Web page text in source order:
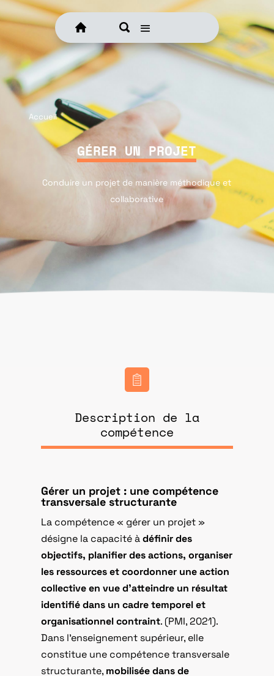
Accueil
GÉRER UN PROJET
Conduire un projet de manière méthodique et
collaborative
Description de la
compétence
Gérer un projet : une compétence
transversale structurante
La compétence « gérer un projet »
désigne la capacité àdéfinir des
objectifs, planifier des actions, organiser
les ressources et coordonner une action
collective en vue d’atteindre un résultat
identifié dans un cadre temporel et
organisationnel contraint. (PMI, 2021).
Dans l’enseignement supérieur, elle
constitue une compétence transversale
structurante, mobilisée dans de